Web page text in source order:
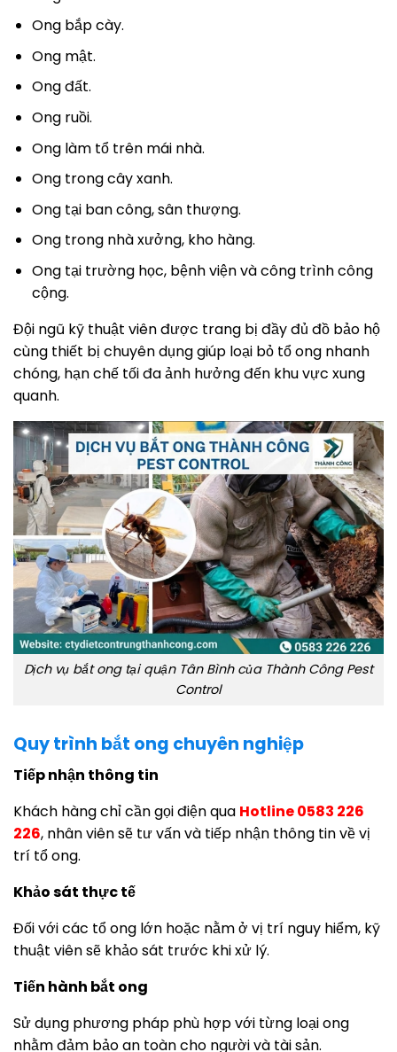
Ong bắp cày.
Ong mật.
Ong đất.
Ong ruồi.
Ong làm tổ trên mái nhà.
Ong trong cây xanh.
Ong tại ban công, sân thượng.
Ong trong nhà xưởng, kho hàng.
Ong tại trường học, bệnh viện và công trình công
cộng.
Đội ngũ kỹ thuật viên được trang bị đầy đủ đồ bảo hộ
cùng thiết bị chuyên dụng giúp loại bỏ tổ ong nhanh
chóng, hạn chế tối đa ảnh hưởng đến khu vực xung
quanh.
Dịch vụ bắt ong tại quận Tân Bình của Thành Công Pest
Control
Quy trình bắt ong chuyên nghiệp
Tiếp nhận thông tin
Khách hàng chỉ cần gọi điện qua Hotline 0583 226
226, nhân viên sẽ tư vấn và tiếp nhận thông tin về vị
trí tổ ong.
Khảo sát thực tế
Đối với các tổ ong lớn hoặc nằm ở vị trí nguy hiểm, kỹ
thuật viên sẽ khảo sát trước khi xử lý.
Tiến hành bắt ong
Sử dụng phương pháp phù hợp với từng loại ong
nhằm đảm bảo an toàn cho người và tài sản.